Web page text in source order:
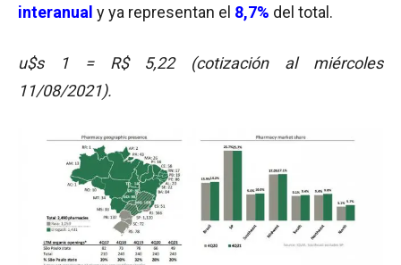
interanual y ya representan el 8,7% del total.
u$s 1 = R$ 5,22 (cotización al miércoles
11/08/2021).